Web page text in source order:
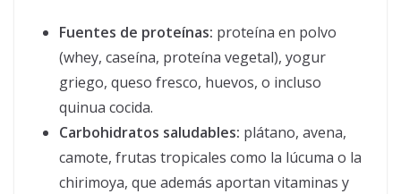
Fuentes de proteínas: proteína en polvo
(whey, caseína, proteína vegetal), yogur
griego, queso fresco, huevos, o incluso
quinua cocida.
Carbohidratos saludables: plátano, avena,
camote, frutas tropicales como la lúcuma o la
chirimoya, que además aportan vitaminas y